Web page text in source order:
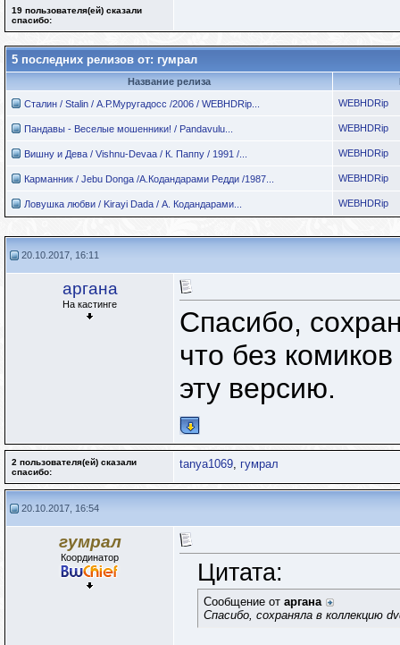
19 пользователя(ей) сказали
cпасибо:
5 последних релизов от: гумрал
Название релиза
Сталин / Stalin / А.Р.Муругадосс /2006 / WEBHDRip... WEBHDRip
Пандавы - Веселые мошенники! / Pandavulu... WEBHDRip
Вишну и Дева / Vishnu-Devaa / К. Паппу / 1991 /... WEBHDRip
Карманник / Jebu Donga /А.Кодандарами Редди /1987... WEBHDRip
Ловушка любви / Kirayi Dada / А. Кодандарами... WEBHDRip
20.10.2017, 16:11
аргана
На кастинге
Спасибо,
что без
эту версию.
2 пользователя(ей) сказали
cпасибо:
tanya1069, гумрал
20.10.2017, 16:54
гумрал
Координатор
Цитата:
Сообщение от аргана
Спасибо, сохраняла в коллекцию